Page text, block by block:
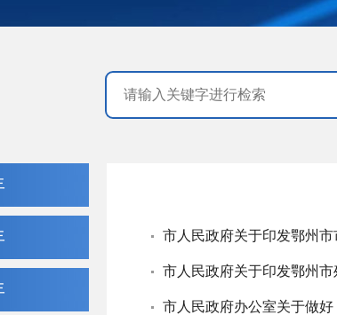
市人民政府关于印发鄂州
市人民政府关于印发鄂州市
市人民政府办公室关于做